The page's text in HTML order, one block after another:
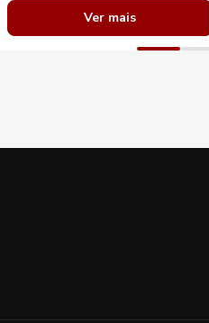
Ver mais